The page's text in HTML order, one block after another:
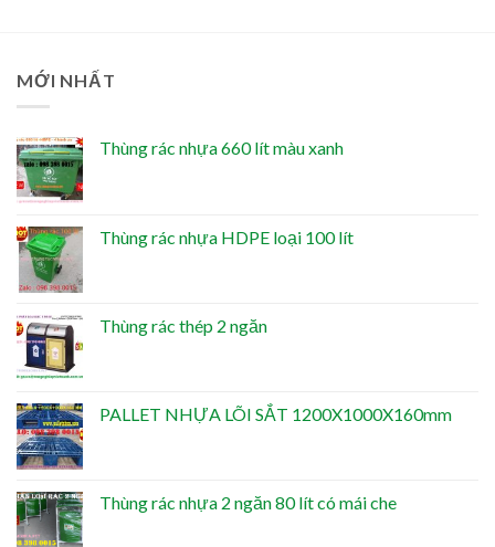
MỚI NHẤT
Thùng rác nhựa 660 lít màu xanh
Thùng rác nhựa HDPE loại 100 lít
Thùng rác thép 2 ngăn
PALLET NHỰA LÕI SẮT 1200X1000X160mm
Thùng rác nhựa 2 ngăn 80 lít có mái che